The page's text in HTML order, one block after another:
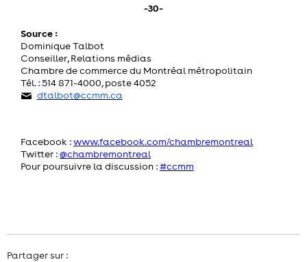
-30-
Source :
Dominique Talbot
Conseiller, Relations médias
Chambre de commerce du Montréal métropolitain
Tél. : 514 871-4000, poste 4052
dtalbot@ccmm.ca
Facebook :www.facebook.com/chambremontreal
Twitter :@chambremontreal
Pour poursuivre la discussion :#ccmm
Partager sur :